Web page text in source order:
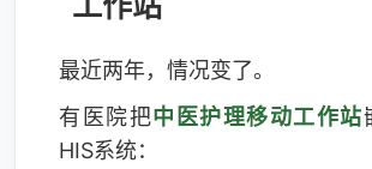
最近两年，情况变了。
有医院把中医护理移动工作站
HIS系统：